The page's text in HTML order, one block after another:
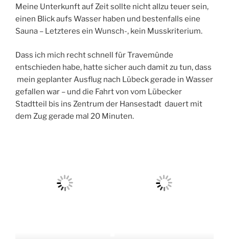
Meine Unterkunft auf Zeit sollte nicht allzu teuer sein,
einen Blick aufs Wasser haben und bestenfalls eine
Sauna – Letzteres ein Wunsch-, kein Musskriterium.
Dass ich mich recht schnell für Travemünde
entschieden habe, hatte sicher auch damit zu tun, dass
mein geplanter Ausflug nach Lübeck gerade in Wasser
gefallen war – und die Fahrt von vom Lübecker
Stadtteil bis ins Zentrum der Hansestadt dauert mit
dem Zug gerade mal 20 Minuten.